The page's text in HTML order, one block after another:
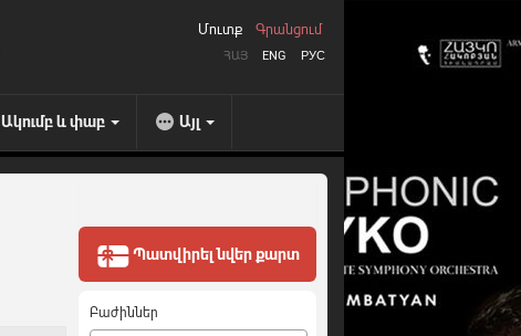
ՀԱՅ ENG РУС
Մուտք Գրանցում
Ակումբ և փաբ Այլ
Պատվիրել նվեր քարտ
Բաժիններ